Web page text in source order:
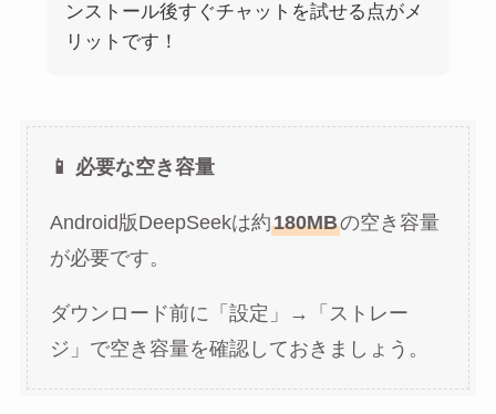
ンストール後すぐチャットを試せる点がメ
リットです！
📱 必要な空き容量
Android版DeepSeekは約180MBの空き容量
が必要です。
ダウンロード前に「設定」→「ストレー
ジ」で空き容量を確認しておきましょう。